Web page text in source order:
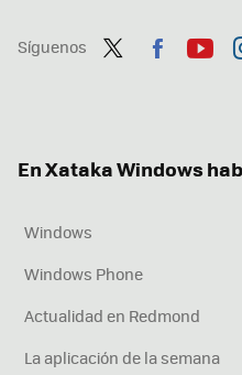
Síguenos
En Xataka Windows
Windows
Windows Phone
Actualidad en Redmond
La aplicación de la semana